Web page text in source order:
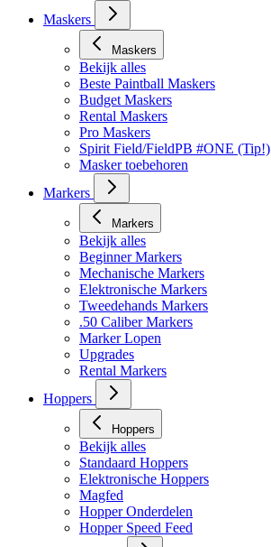
Maskers
Maskers
Bekijk alles
Beste Paintball Maskers
Budget Maskers
Rental Maskers
Pro Maskers
Spirit Field/FieldPB #ONE (Tip!)
Masker toebehoren
Markers
Markers
Bekijk alles
Beginner Markers
Mechanische Markers
Elektronische Markers
Tweedehands Markers
.50 Caliber Markers
Marker Lopen
Upgrades
Rental Markers
Hoppers
Hoppers
Bekijk alles
Standaard Hoppers
Elektronische Hoppers
Magfed
Hopper Onderdelen
Hopper Speed Feed